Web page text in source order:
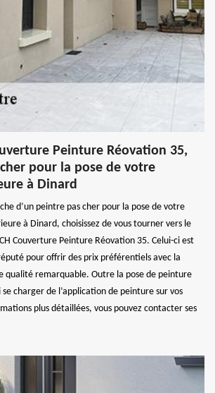
Peinture Réovation 35,
pour la pose de votre
à Dinard
d’un peintre pas cher pour la pose de votre
à Dinard, choisissez de vous tourner vers le
Couverture Peinture Réovation 35. Celui-ci est
pour offrir des prix préférentiels avec la
qualité remarquable. Outre la pose de peinture
charger de l’application de peinture sur vos
plus détaillées, vous pouvez contacter ses